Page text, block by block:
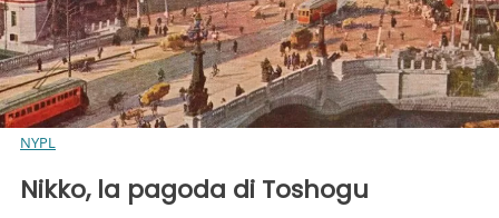
NYPL
Nikko, la pagoda di Toshogu